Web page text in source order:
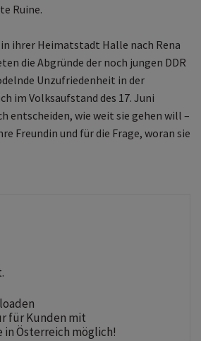
Ruine.
ihrer Heimatstadt Halle nach Rena
die Abgründe der noch jungen DDR
Unzufriedenheit in der
im Volksaufstand des 17. Juni
entscheiden, wie weit sie gehen will –
Freundin und für die Frage, woran sie
für Kunden mit
in Österreich möglich!